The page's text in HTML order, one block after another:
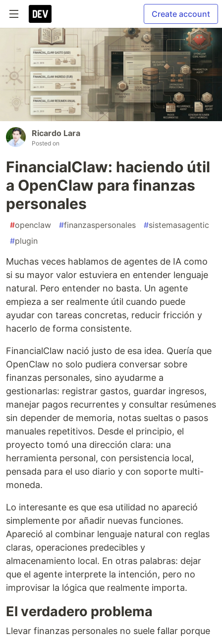
Create account
Ricardo Lara
Posted on
FinancialClaw: haciendo útil
a OpenClaw para finanzas
personales
#openclaw #finanzaspersonales #sistemasagentic
#plugin
Muchas veces hablamos de agentes de IA como
si su mayor valor estuviera en entender lenguaje
natural. Pero entender no basta. Un agente
empieza a ser realmente útil cuando puede
ayudar con tareas concretas, reducir fricción y
hacerlo de forma consistente.
FinancialClaw nació justo de esa idea. Quería que
OpenClaw no solo pudiera conversar sobre
finanzas personales, sino ayudarme a
gestionarlas: registrar gastos, guardar ingresos,
manejar pagos recurrentes y consultar resúmenes
sin depender de memoria, notas sueltas o pasos
manuales repetitivos. Desde el principio, el
proyecto tomó una dirección clara: una
herramienta personal, con persistencia local,
pensada para el uso diario y con soporte multi-
moneda.
Lo interesante es que esa utilidad no apareció
simplemente por añadir nuevas funciones.
Apareció al combinar lenguaje natural con reglas
claras, operaciones predecibles y
almacenamiento local. En otras palabras: dejar
que el agente interprete la intención, pero no
improvisar la lógica que realmente importa.
El verdadero problema
Llevar finanzas personales no suele fallar porque